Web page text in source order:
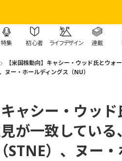
特集 初心者 ライフデザイン 連載
【米国株動向】キャシー・ウッド氏とウ
ー・ホールディングス（NU）
キャシー・ウッ
が一致してい
STNE）、ヌー